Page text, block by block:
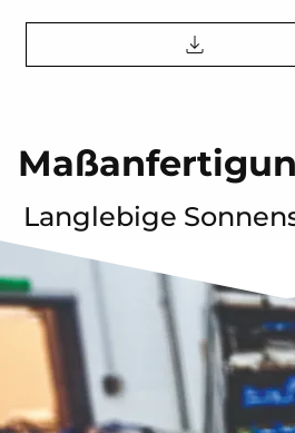
Langlebige